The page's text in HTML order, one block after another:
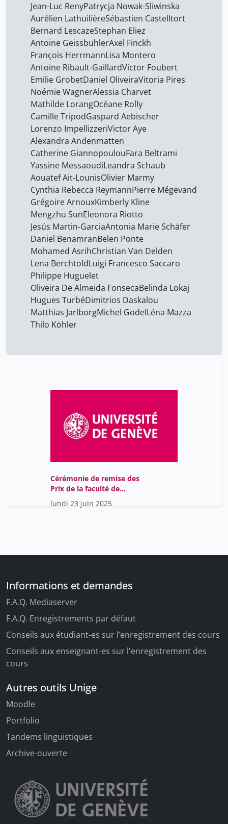
Jean-Luc RenyPatrycja Nowak-Sliwinska
Aurélien LathuilièreSébastien Castelltort
Bernard LescazeStephan Eliez
Antoine GeissbuhlerAxel Finckh
François HerrmannLisa Montero
Antoine Ribault-GaillardVictor Foubert
Emilie GrobetDaniel OliveiraVitoria Pires
Noémie WagnerAlessia Charvet
Mathilde LorangOcéane Rolly
Camille TripodGaspard Aebischer
Lorenzo ImpellizzeriVictor Aye
Alexandra Andenmatten
Catherine GiannopoulouFara Beltrami
Yassine MessaoudiLeandra Schaub
Aouatef Ait-LounisOlivier Marmy
Cynthia Rebecca ReymannPierre Mégevand
Grégoire ArnouxKimberly Kline
Mengzhu SunEleonora Riotto
Jesús Martin-GarciaAntonia Marie Schäfer
Daniel BenamranBelen Ponte
Mohamed AsrihChristian Van Delden
Lena BerchtoldLuigi Francesco Saccaro
Philippe Huguelet
Oliveira De Almeida FonsecaBelinda Lokaj
Hugues TurbéDimitrios Daskalou
Matthias JarlborgMichel GodelLéna Mazza
Thilo Köhler
Cérémonie de remise des
Prix de la faculté de
médecine 2025
lundi 23 juin 2025
Informations et demandes
F.A.Q. Mediaserver
F.A.Q. Enregistrements par défaut
Conseils aux étudiant-es sur l’enregistrement des cours
Conseils aux enseignant-es sur l'enregistrement des
cours
Autres outils Unige
Moodle
Portfolio
Tandems linguistiques
Archive-ouverte